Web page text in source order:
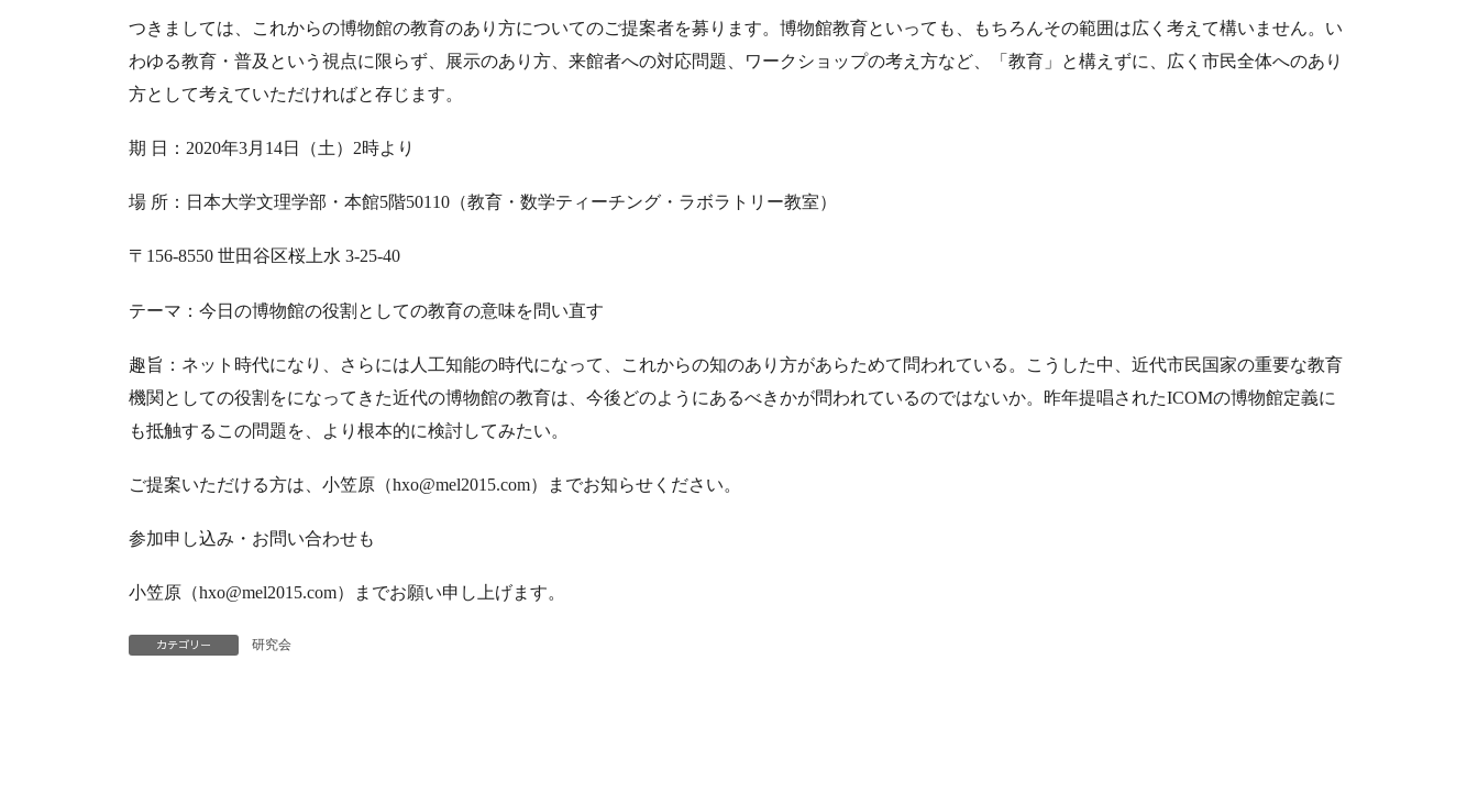
つきましては、これからの博物館の教育のあり方についてのご提案者を募ります。博物館教育といっても、もちろんその範囲は広く考えて構いません。い
わゆる教育・普及という視点に限らず、展示のあり方、来館者への対応問題、ワークショップの考え方など、「教育」と構えずに、広く市民全体へのあり
方として考えていただければと存じます。
期 日：2020年3月14日（土）2時より
場 所：日本大学文理学部・本館5階50110（教育・数学ティーチング・ラボラトリー教室）
〒156-8550 世田谷区桜上水 3-25-40
テーマ：今日の博物館の役割としての教育の意味を問い直す
趣旨：ネット時代になり、さらには人工知能の時代になって、これからの知のあり方があらためて問われている。こうした中、近代市民国家の重要な教育
機関としての役割をになってきた近代の博物館の教育は、今後どのようにあるべきかが問われているのではないか。昨年提唱されたICOMの博物館定義に
も抵触するこの問題を、より根本的に検討してみたい。
ご提案いただける方は、小笠原（hxo@mel2015.com）までお知らせください。
参加申し込み・お問い合わせも
小笠原（hxo@mel2015.com）までお願い申し上げます。
カテゴリー 研究会